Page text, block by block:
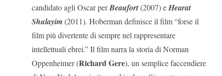
candidato agli Oscar perBeaufort(2007) eHearat
Shulayim(2011). Hoberman definisce il film “forse il
film più divertente di sempre nel rappresentare
intellettuali ebrei.” Il film narra la storia di Norman
Oppenheimer (Richard Gere), un semplice faccendiere